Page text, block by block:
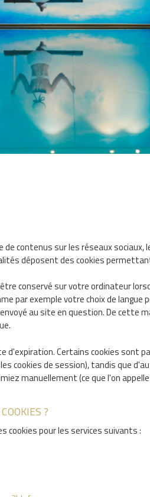
PROMOTIONS BY CLICKING HERE
contenus sur les réseaux sociaux,
déposent des cookies
conservé sur votre ordinateur
par exemple votre choix de
au site en question. De cette
d'expiration. Certains cookies sont
cookies de session), tandis que
manuellement (ce que l'on
?
cookies pour les services suivants :